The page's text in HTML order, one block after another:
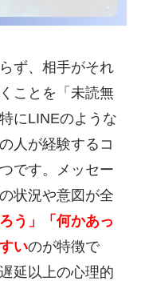
ず、相手がそれ
ことを「未読無
にLINEのような
人が経験するコ
です。メッセー
状況や意図が全
う」「何かあっ
いのが特徴で
延以上の心理的